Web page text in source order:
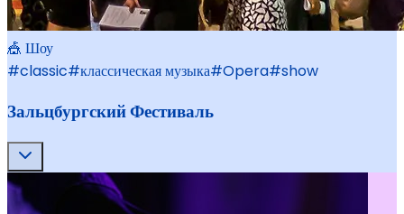
🎪 Шоу
#classic#классическая музыка#Opera#show
Зальцбургский Фестиваль